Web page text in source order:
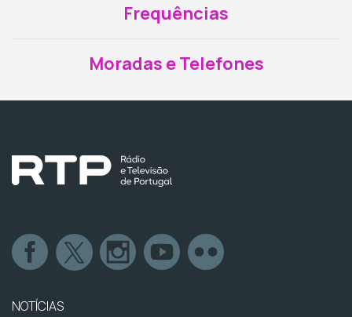
Frequências
Moradas e Telefones
NOTÍCIAS